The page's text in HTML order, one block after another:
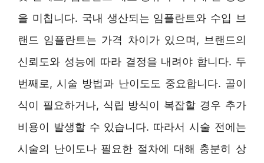
을 미칩니다. 국내 생산되는 임플란트와 수입 브
랜드 임플란트는 가격 차이가 있으며, 브랜드의
신뢰도와 성능에 따라 결정을 내려야 합니다. 두
번째로, 시술 방법과 난이도도 중요합니다. 골이
식이 필요하거나, 식립 방식이 복잡할 경우 추가
비용이 발생할 수 있습니다. 따라서 시술 전에는
시술의 난이도나 필요한 절차에 대해 충분히 상